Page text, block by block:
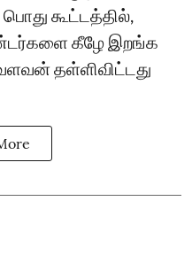
கூட்டத்தில்,
கீழே இறங்க
தள்ளிவிட்டது